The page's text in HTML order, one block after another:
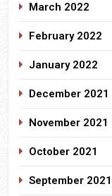
March 2022
February 2022
January 2022
December 2021
November 2021
October 2021
September 2021